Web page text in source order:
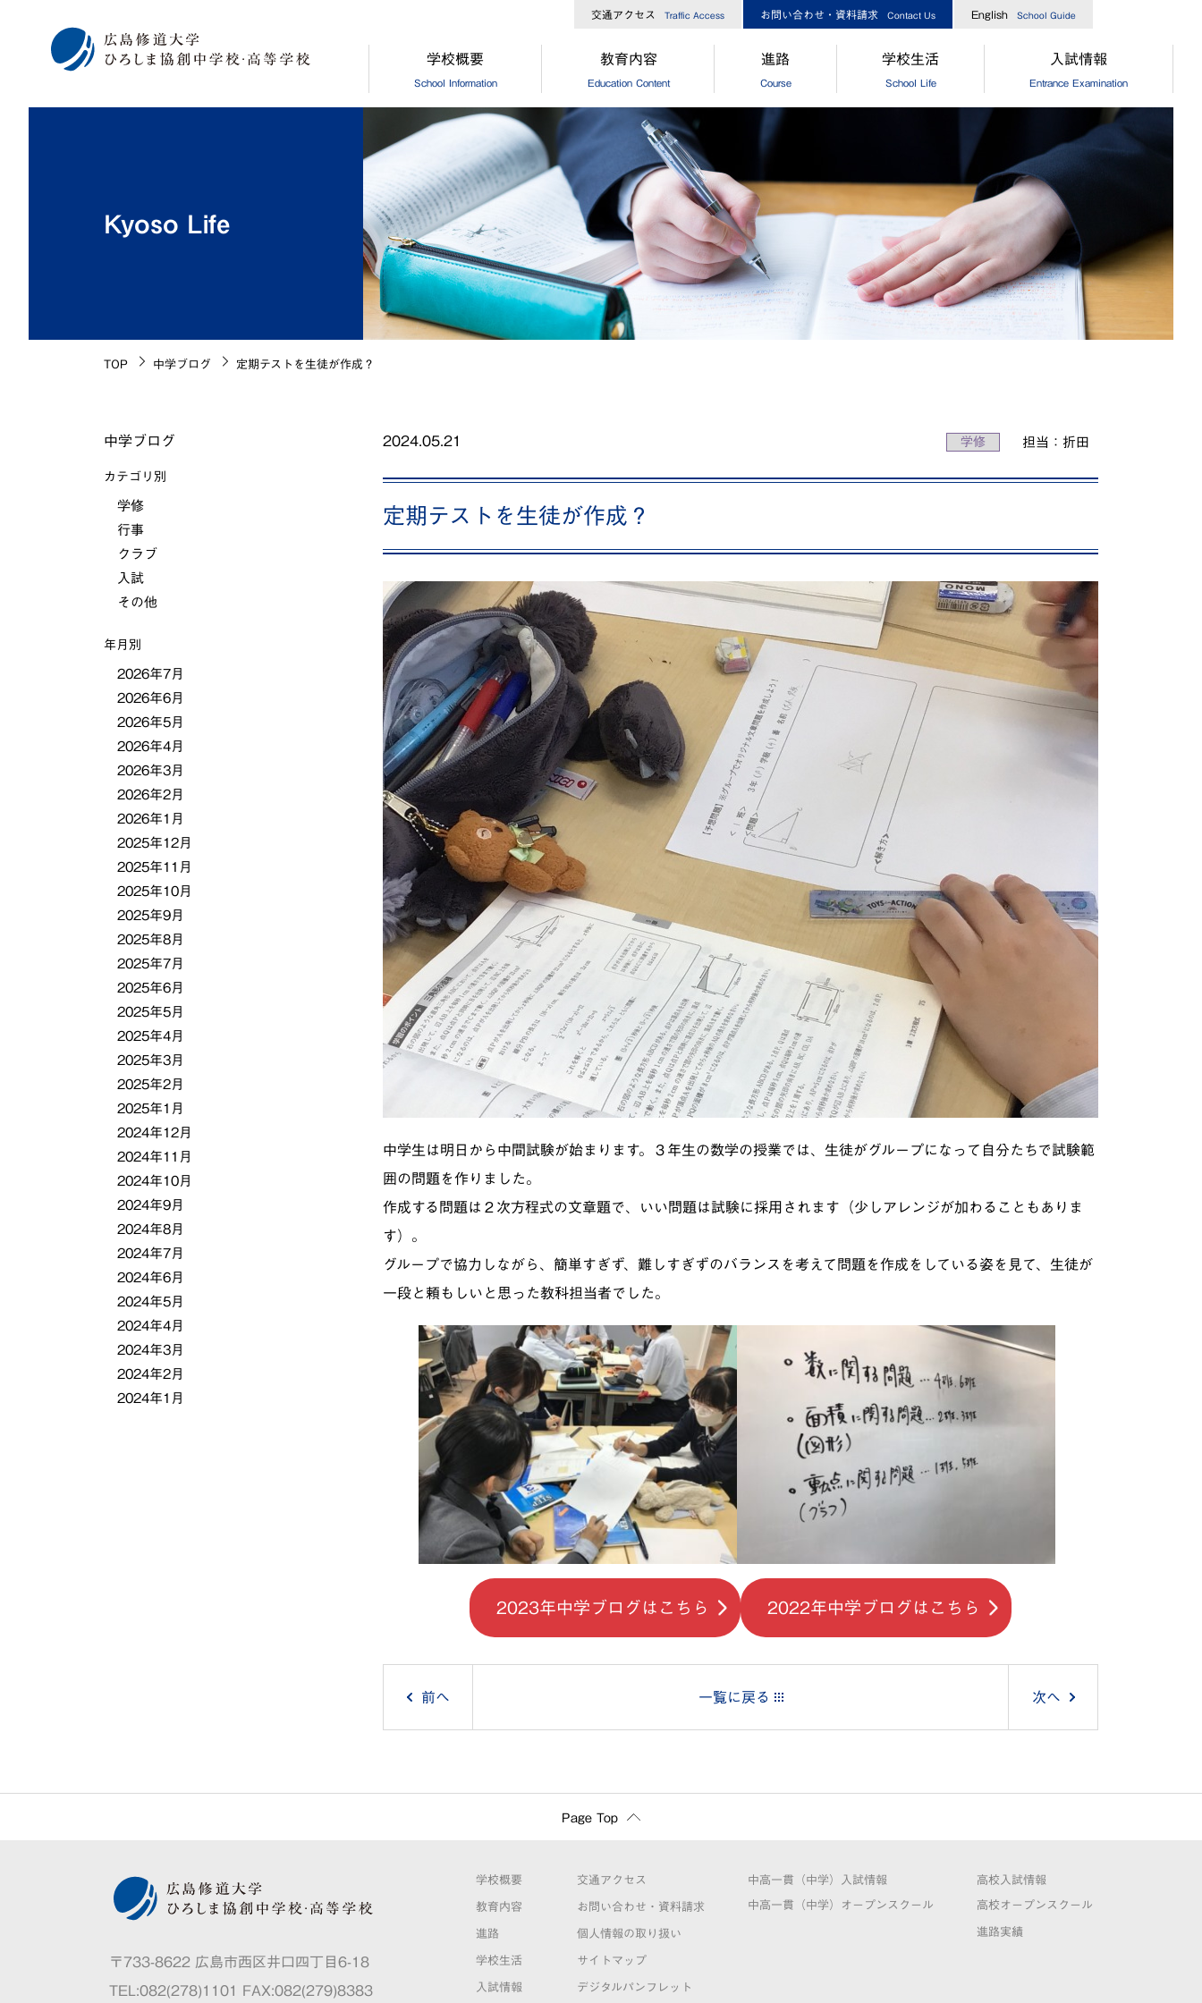
交通アクセス Traffic Access お問い合わせ・資料請求 Contact Us English School Guide
学校概要
School Information
校長からのメッセージ
学校経営方針
修大ひろしま協創が目指す教育
広島修道大学との連携
海外協定校・姉妹校
施設・設備
生徒数
教育内容
Education Content
中高一貫コースについて
[高校]コース制
[高校]特別進学コース
[高校]進学コース
探究
GCP
国際理解プログラム
進路
Course
[中学]進路指導
[高校]進路実績
[高校]進路指導
[高校]卒業生からのメッセージ
学校生活
School Life
クラブ活動
食堂
[中学]生徒自治会
PICK UP STUDENTS
入試情報
Entrance Examination
［中学］オープンスクール
［高校］オープンスクール
［中高］個別相談・説明会
［中高］学校案内
［中学］入試情報
［高校］入試情報
［中学］納付金・奨学金・授業
Kyoso Life
TOP 中学ブログ 定期テストを生徒が作成？
2024.05.21 学修 担当：折田
定期テストを生徒が作成？
中学生は明日から中間試験が始まります。３年生の数学の授業では、生徒がグループになって自分たちで試験範
囲の問題を作りました。
作成する問題は２次方程式の文章題で、いい問題は試験に採用されます（少しアレンジが加わることもありま
す）。
グループで協力しながら、簡単すぎず、難しすぎずのバランスを考えて問題を作成をしている姿を見て、生徒が
一段と頼もしいと思った教科担当者でした。
2023年中学ブログはこちら 2022年中学ブログはこちら
稿
前へ 一覧に戻る 次へ
中学ブログ
カテゴリ別
学修
行事
クラブ
入試
その他
年月別
2026年7月
2026年6月
2026年5月
2026年4月
2026年3月
2026年2月
2026年1月
2025年12月
2025年11月
2025年10月
2025年9月
2025年8月
2025年7月
2025年6月
2025年5月
2025年4月
2025年3月
2025年2月
2025年1月
2024年12月
2024年11月
2024年10月
2024年9月
2024年8月
2024年7月
2024年6月
2024年5月
2024年4月
2024年3月
2024年2月
2024年1月
Page Top
〒733-8622 広島市西区井口四丁目6-18
TEL:082(278)1101 FAX:082(279)8383
学校概要
教育内容
進路
学校生活
入試情報
交通アクセス
お問い合わせ・資料請求
個人情報の取り扱い
サイトマップ
デジタルパンフレット
中高一貫（中学）入試情報
中高一貫（中学）オープンスクール
高校入試情報
高校オープンスクール
進路実績